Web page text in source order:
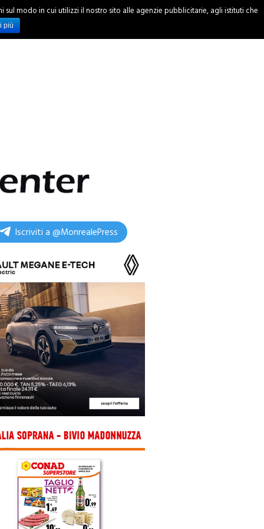
INCHIESTE
Iscriviti a @MonrealePress
modo in cui utilizzi il nostro sito alle agenzie pubblicitarie, agli istituti che
più